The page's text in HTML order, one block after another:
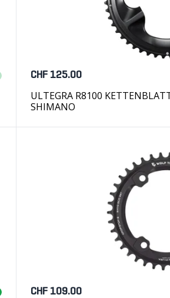
CHF 125.00
ULTEGRA R8100
SHIMANO
CHF 109.00